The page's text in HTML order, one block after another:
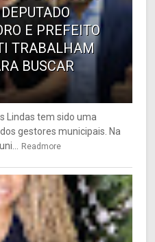
E PREFEITO
TRABALHAM
BUSCAR
Lindas tem sido uma
gestores municipais. Na
Readmore